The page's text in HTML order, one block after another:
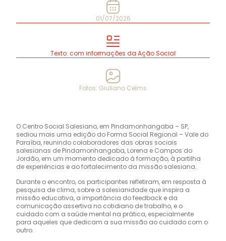
01/07/2026
Texto: com informações da Ação Social
Fotos: Giuliano Celms
O Centro Social Salesiano, em Pindamonhangaba – SP,
sediou mais uma edição do Forma Social Regional – Vale do
Paraíba, reunindo colaboradores das obras sociais
salesianas de Pindamonhangaba, Lorena e Campos do
Jordão, em um momento dedicado à formação, à partilha
de experiências e ao fortalecimento da missão salesiana.
Durante o encontro, os participantes refletiram, em resposta à
pesquisa de clima, sobre a salesianidade que inspira a
missão educativa, a importância do feedback e da
comunicação assertiva no cotidiano de trabalho, e o
cuidado com a saúde mental na prática, especialmente
para aqueles que dedicam a sua missão ao cuidado com o
outro.